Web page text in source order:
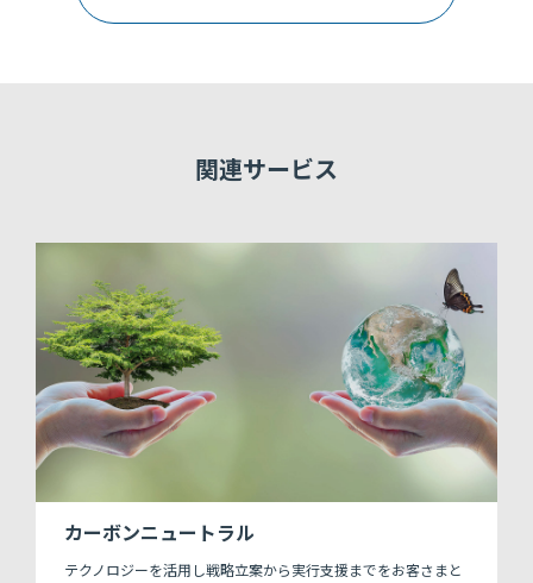
関連サービス
カーボンニュートラル
テクノロジーを活用し戦略立案から実行支援までをお客さまと